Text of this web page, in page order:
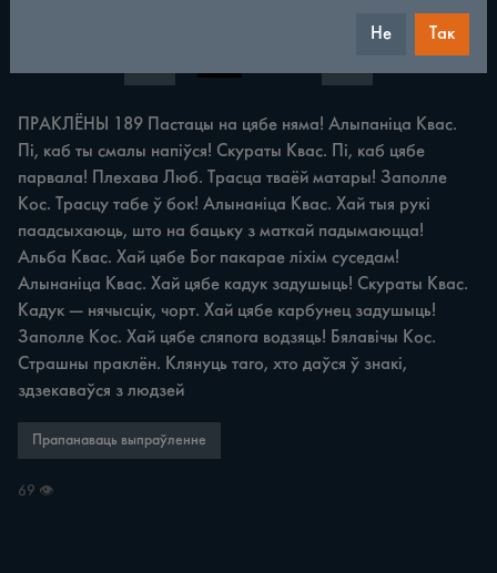
ПРАКЛЁНЫ 189 Пастацы на цябе няма! Алыпаніца Квас.
Пі, каб ты смалы напіўся! Скураты Квас. Пі, каб цябе
парвала! Плехава Люб. Трасца тваёй матары! Заполле
Кос. Трасцу табе ў бок! Алынаніца Квас. Хай тыя рукі
паадсыхаюць, што на бацьку з маткай падымаюцца!
Альба Квас. Хай цябе Бог пакарае ліхім суседам!
Алынаніца Квас. Хай цябе кадук задушыць! Скураты Квас.
Кадук — нячысцік, чорт. Хай цябе карбунец задушыць!
Заполле Кос. Хай цябе сляпога водзяць! Бялавічы Кос.
Страшны праклён. Клянуць таго, хто даўся ў знакі,
здзекаваўся з людзей
Прапанаваць выпраўленне
69 👁
Не Так